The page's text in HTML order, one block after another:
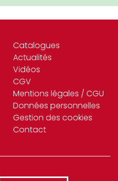
Catalogues
Actualités
Vidéos
CGV
Mentions légales / CGU
Données personnelles
Gestion des cookies
Contact